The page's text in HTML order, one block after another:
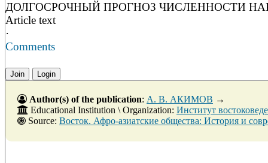
ДОЛГОСРОЧНЫЙ ПРОГНОЗ ЧИСЛЕННОСТИ
Article text
·
Comments
Join Login
Author(s) of the publication: А. В. АКИМОВ →
Educational Institution \ Organization: Институт
Source: Восток. Афро-азиатские общества: История и современность. - № 4. - 31